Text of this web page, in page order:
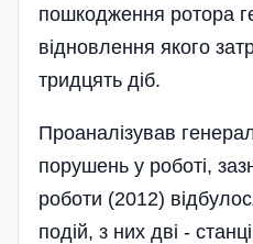
пошкодження ротора
відновлення якого
тридцять діб.
Проаналізував
порушень у роботі,
роботи (2012)
подій, з них дві -